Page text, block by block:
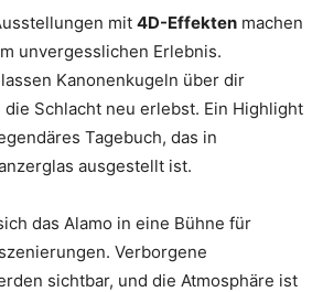
mit 4D-Effekten machen
unvergesslichen Erlebnis.
Kanonenkugeln über dir
Schlacht neu erlebst. Ein Highlight
Tagebuch, das in
ausgestellt ist.
das Alamo in eine Bühne für
Verborgene
sichtbar, und die Atmosphäre ist